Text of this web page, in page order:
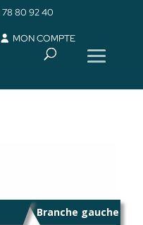
80 92 40
MON COMPTE
Branche gauche